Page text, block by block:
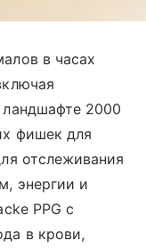
в часах
2000
фишек для
отслеживания
энергии и
PPG с
в крови,